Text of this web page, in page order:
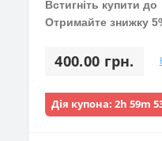
Встигніть купити до
Отримайте знижку
400.00 грн.
Дія купона:2h 59m